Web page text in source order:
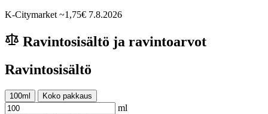
K-Citymarket ~1,75€ 7.8.2026
Ravintosisältö ja ravintoarvot
Ravintosisältö
100ml Koko pakkaus
ml